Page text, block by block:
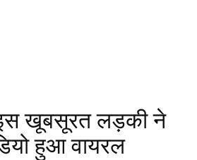
खूबसूरत लड़की ने
हुआ वायरल